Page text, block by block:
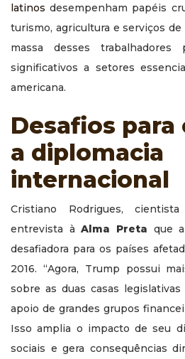
latinos desempenham papéis
turismo, agricultura e serviços
massa desses trabalhadores
significativos a setores
americana.
Desafios para
a diplomacia
internacional
Cristiano Rodrigues,
entrevista àAlma Preta que
desafiadora para os países
2016. “Agora, Trump possui
sobre as duas casas
apoio de grandes grupos
Isso amplia o impacto de seu
sociais e gera consequências